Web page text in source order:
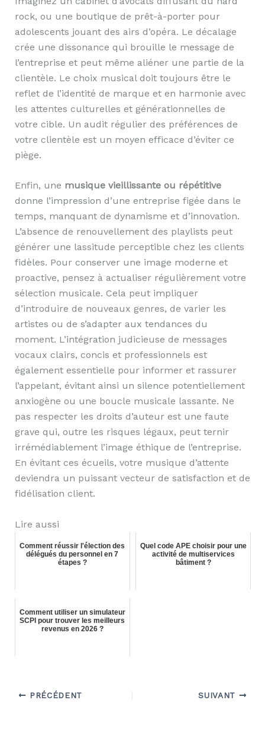
rock, ou une boutique de prêt-à-porter pour
adolescents jouant des airs d’opéra. Le décalage
crée une dissonance qui brouille le message de
l’entreprise et peut même aliéner une partie de la
clientèle. Le choix musical doit toujours être le
reflet de l’identité de marque et en harmonie avec
les attentes culturelles et générationnelles de
votre cible. Un audit régulier des préférences de
votre clientèle est un moyen efficace d’éviter ce
piège.
Enfin, une musique vieillissante ou répétitive
donne l’impression d’une entreprise figée dans le
temps, manquant de dynamisme et d’innovation.
L’absence de renouvellement des playlists peut
générer une lassitude perceptible chez les clients
fidèles. Pour conserver une image moderne et
proactive, pensez à actualiser régulièrement votre
sélection musicale. Cela peut impliquer
d’introduire de nouveaux genres, de varier les
artistes ou de s’adapter aux tendances du
moment. L’intégration judicieuse de messages
vocaux clairs, concis et professionnels est
également essentielle pour informer et rassurer
l’appelant, évitant ainsi un silence potentiellement
anxiogène ou une boucle musicale lassante. Ne
pas respecter les droits d’auteur est une faute
grave qui, outre les risques légaux, peut ternir
irrémédiablement l’image éthique de l’entreprise.
En évitant ces écueils, votre musique d’attente
deviendra un puissant vecteur de satisfaction et de
fidélisation client.
Lire aussi
Comment réussir l'élection des
délégués du personnel en 7
étapes ?
Quel code APE choisir pour une
activité de multiservices
bâtiment ?
Comment utiliser un simulateur
SCPI pour trouver les meilleurs
revenus en 2026 ?
PRÉCÉDENT SUIVANT